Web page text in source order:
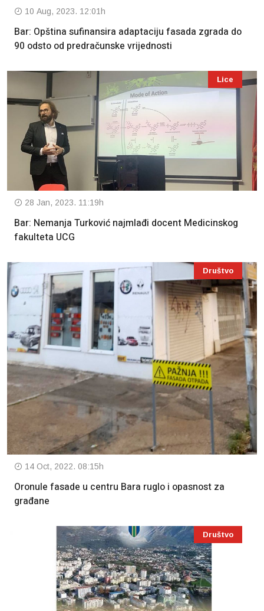
10 Aug, 2023. 12:01h
Bar: Opština sufinansira adaptaciju fasada zgrada do
90 odsto od predračunske vrijednosti
Lice
28 Jan, 2023. 11:19h
Bar: Nemanja Turković najmlađi docent Medicinskog
fakulteta UCG
Društvo
14 Oct, 2022. 08:15h
Oronule fasade u centru Bara ruglo i opasnost za
građane
Društvo